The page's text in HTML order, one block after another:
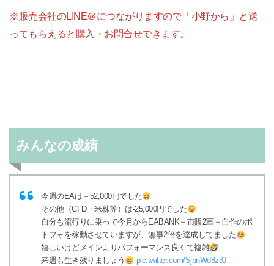
※販売会社のLINE＠につながりますので「小野から」と送
ってもらえると購入・お問合せできます。
みんなの成績
今週のEAは＋52,000円でした
その他（CFD・米株等）は-25,000円でした
自分も流行りに乗って今月からEABANK＋市販2軍＋自作のポ
トフォを稼動させていますが、無事2倍を達成してました
嬉しいけどメインよりパフォーマンス良くて複雑
来週も生き残りましょう
pic.twitter.com/SjpnWd8z3J